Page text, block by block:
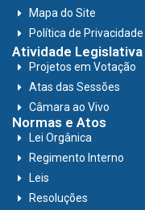
Mapa do Site
Política de Privacidade
Atividade Legislativa
Projetos em Votação
Atas das Sessões
Câmara ao Vivo
Normas e Atos
Lei Orgânica
Regimento Interno
Leis
Resoluções